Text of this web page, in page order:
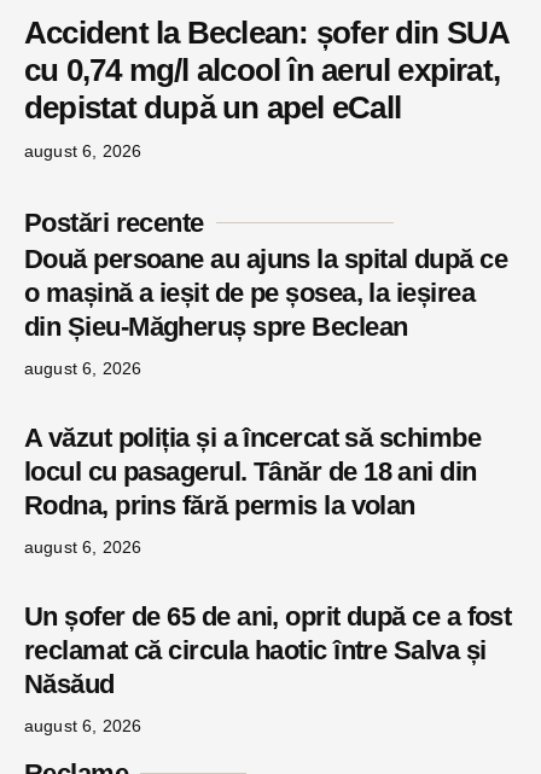
Accident la Beclean: șofer din SUA
cu 0,74 mg/l alcool în aerul expirat,
depistat după un apel eCall
august 6, 2026
Postări recente
Două persoane au ajuns la spital după ce
o mașină a ieșit de pe șosea, la ieșirea
din Șieu-Măgheruș spre Beclean
august 6, 2026
A văzut poliția și a încercat să schimbe
locul cu pasagerul. Tânăr de 18 ani din
Rodna, prins fără permis la volan
august 6, 2026
Un șofer de 65 de ani, oprit după ce a fost
reclamat că circula haotic între Salva și
Năsăud
august 6, 2026